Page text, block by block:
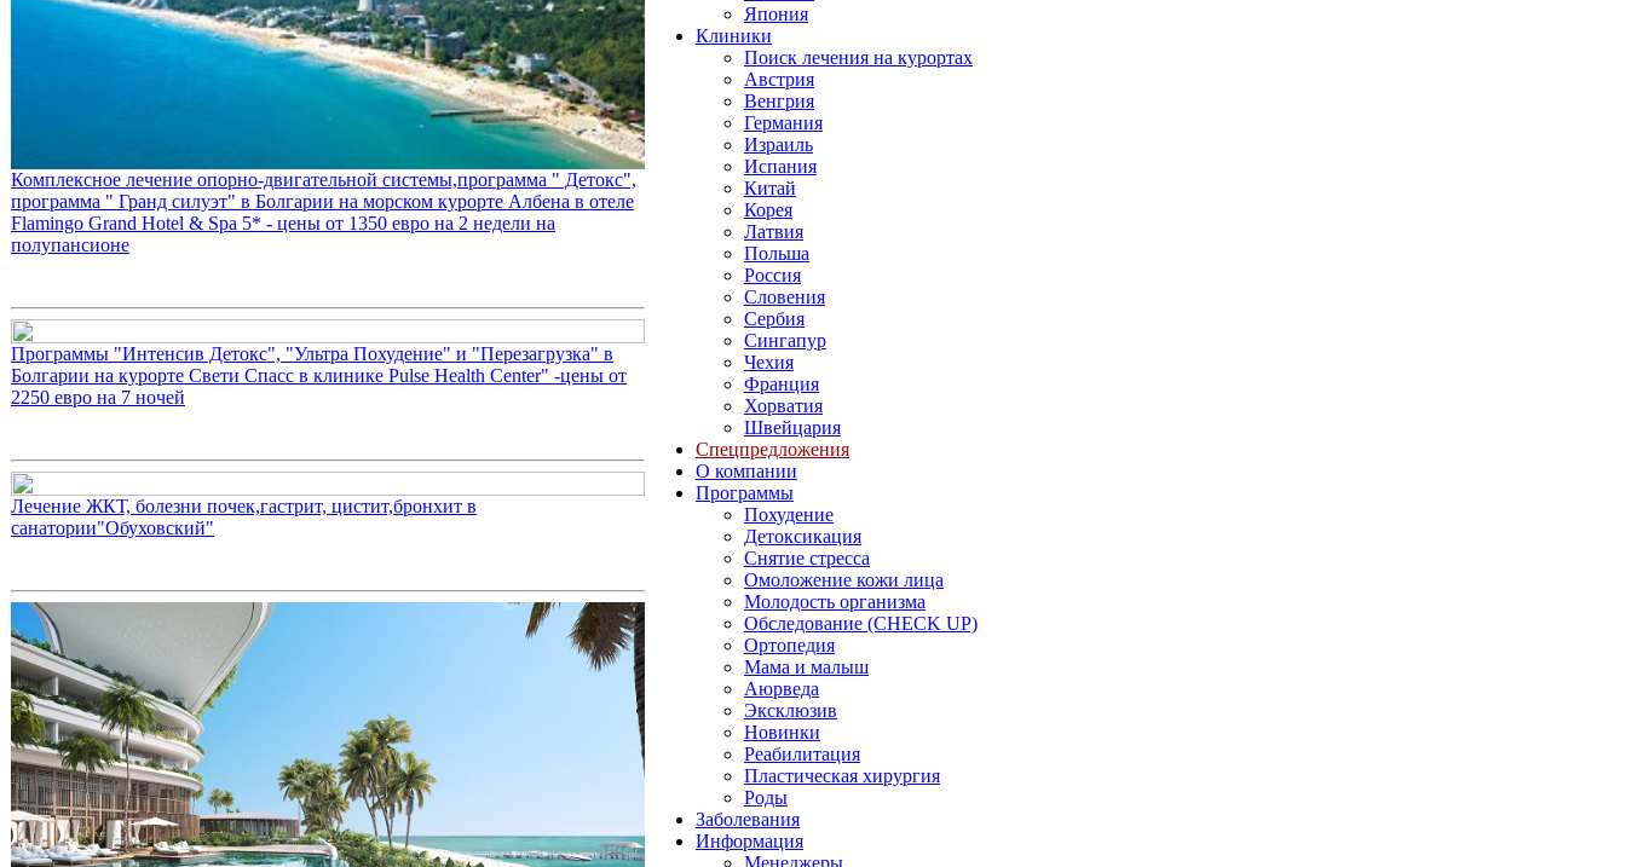
Комплексное лечение опорно-двигательной системы,программа " Детокс",
программа " Гранд силуэт" в Болгарии на морском курорте Албена в отеле
Flamingo Grand Hotel & Spa 5* - цены от 1350 евро на 2 недели на
полупансионе
Программы "Интенсив Детокс", "Ультра Похудение" и "Перезагрузка" в
Болгарии на курорте Свети Спасс в клинике Pulse Health Center" -цены от
2250 евро на 7 ночей
Лечение ЖКТ, болезни почек,гастрит, цистит,бронхит в
санатории"Обуховский"
Япония
Клиники
Поиск лечения на курортах
Австрия
Венгрия
Германия
Израиль
Испания
Китай
Корея
Латвия
Польша
Россия
Словения
Сербия
Сингапур
Чехия
Франция
Хорватия
Швейцария
Спецпредложения
О компании
Программы
Похудение
Детоксикация
Снятие стресса
Омоложение кожи лица
Молодость организма
Обследование (CHECK UP)
Ортопедия
Мама и малыш
Аюрведа
Эксклюзив
Новинки
Реабилитация
Пластическая хирургия
Роды
Заболевания
Информация
Менеджеры